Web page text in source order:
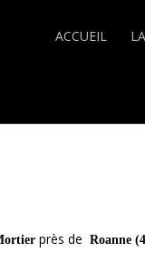
ACCUEIL
près de Roanne